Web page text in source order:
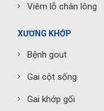
Viêm lỗ chân lông
XƯƠNG KHỚP
Bệnh gout
Gai cột sống
Gai khớp gối